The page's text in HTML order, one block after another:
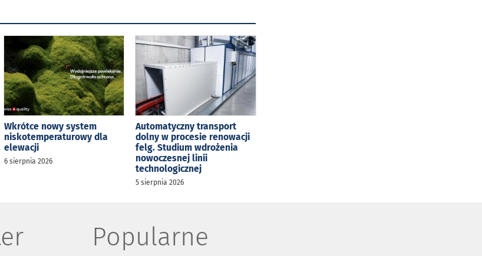
Wkrótce nowy system
niskotemperaturowy dla
elewacji
6 sierpnia 2026
Automatyczny transport
dolny w procesie renowacji
felg. Studium wdrożenia
nowoczesnej linii
technologicznej
5 sierpnia 2026
Popularne